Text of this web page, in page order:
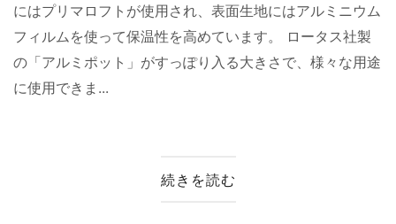
にはプリマロフトが使用され、表面生地にはアルミニウム
フィルムを使って保温性を高めています。 ロータス社製
の「アルミポット」がすっぽり入る大きさで、様々な用途
に使用できま...
続きを読む